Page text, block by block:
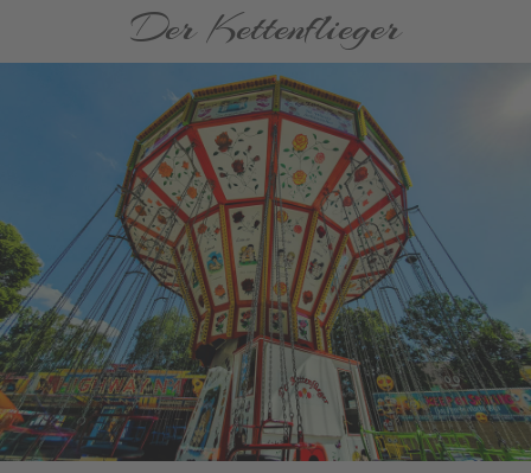
Der Kettenflieger